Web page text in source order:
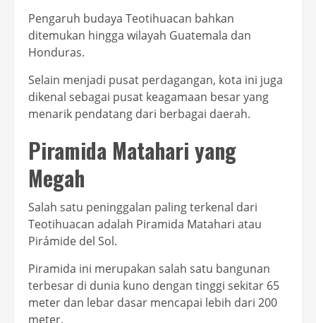
Pengaruh budaya Teotihuacan bahkan
ditemukan hingga wilayah Guatemala dan
Honduras.
Selain menjadi pusat perdagangan, kota ini juga
dikenal sebagai pusat keagamaan besar yang
menarik pendatang dari berbagai daerah.
Piramida Matahari yang
Megah
Salah satu peninggalan paling terkenal dari
Teotihuacan adalah Piramida Matahari atau
Pirámide del Sol.
Piramida ini merupakan salah satu bangunan
terbesar di dunia kuno dengan tinggi sekitar 65
meter dan lebar dasar mencapai lebih dari 200
meter.